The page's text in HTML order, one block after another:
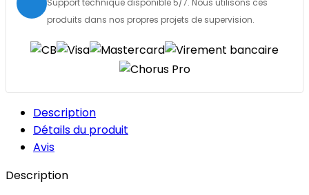
Support technique disponible 5/7. Nous utilisons ces
produits dans nos propres projets de supervision.
Description
Détails du produit
Avis
Description